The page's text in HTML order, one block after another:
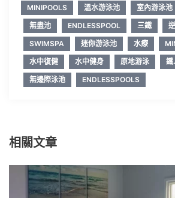
MINIPOOLS 溫水游泳池 室內游泳池
無盡池
ENDLESSPOOL 三鐵
SWIMSPA
迷你游泳池 水療
水中復健
水中健身 原地游泳
鐵
無邊際泳池
ENDLESSPOOLS
相關文章